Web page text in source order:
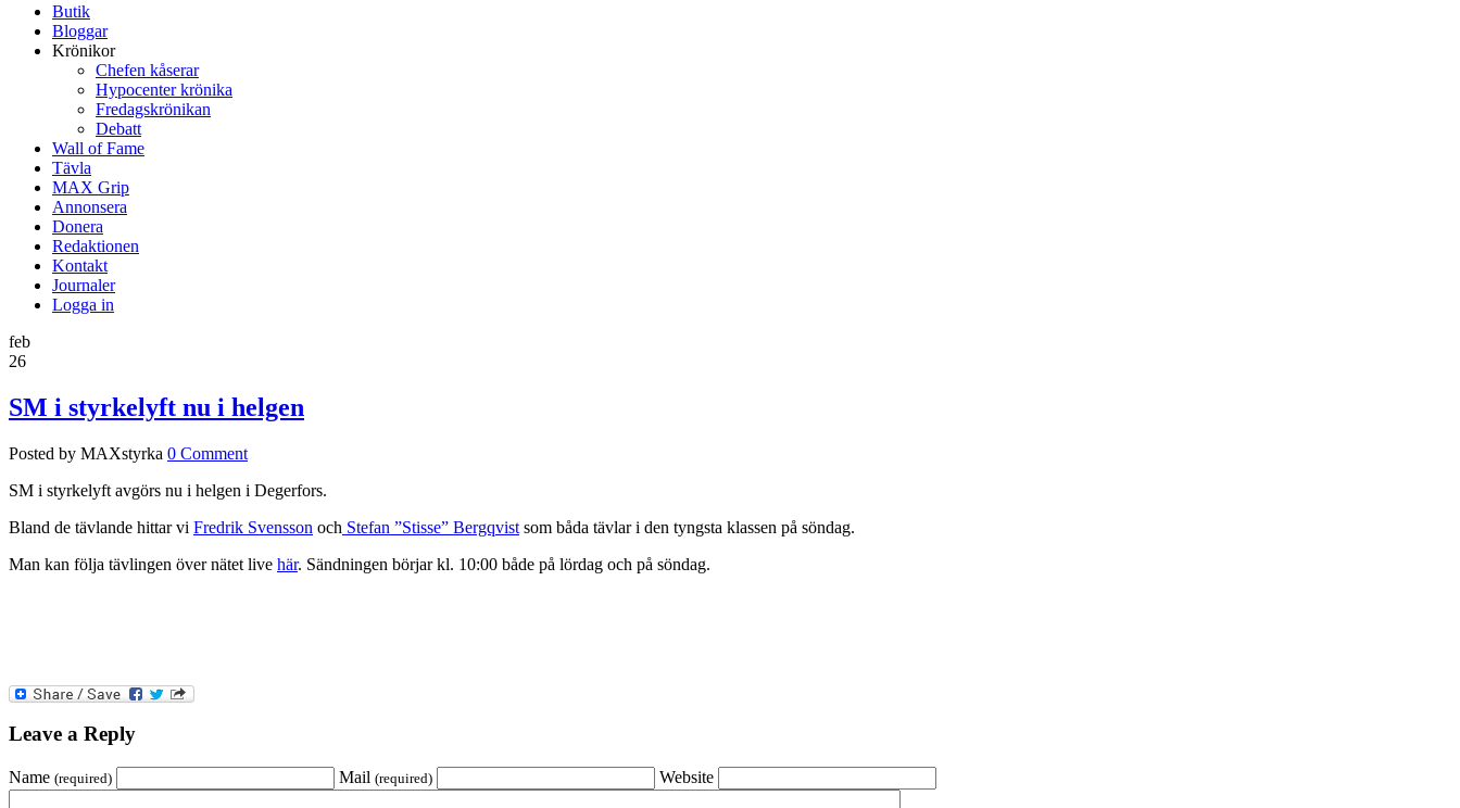
Butik
Bloggar
Krönikor
Chefen kåserar
Hypocenter krönika
Fredagskrönikan
Debatt
Wall of Fame
Tävla
MAX Grip
Annonsera
Donera
Redaktionen
Kontakt
Journaler
Logga in
feb
26
SM i styrkelyft nu i helgen
Posted by MAXstyrka 0 Comment
SM i styrkelyft avgörs nu i helgen i Degerfors.
Bland de tävlande hittar vi Fredrik Svensson och Stefan ”Stisse” Bergqvist som båda tävlar i den tyngsta klassen på söndag.
Man kan följa tävlingen över nätet live här. Sändningen börjar kl. 10:00 både på lördag och på söndag.
Leave a Reply
Name (required) Mail (required) Website